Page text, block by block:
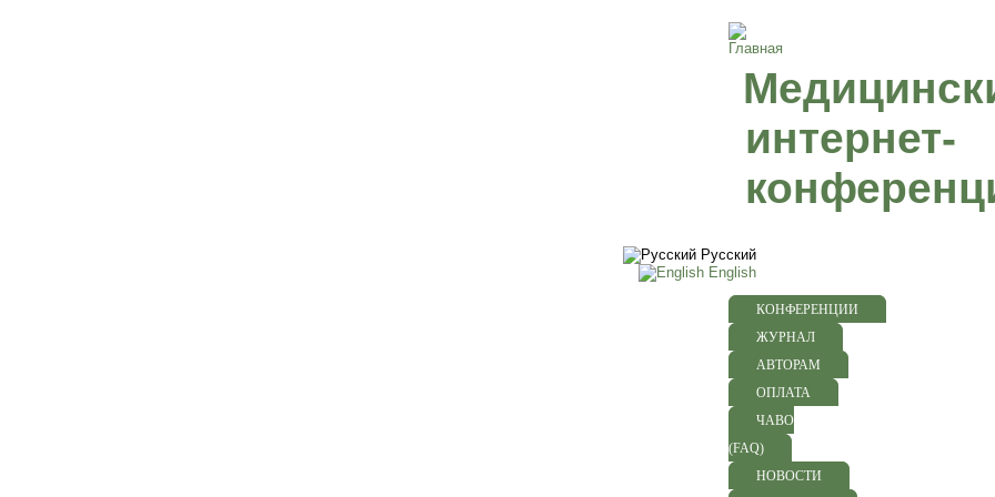
интернет-
Русский
English
КОНФЕРЕНЦИИ
ЖУРНАЛ
АВТОРАМ
ОПЛАТА
ЧАВО
(FAQ)
НОВОСТИ